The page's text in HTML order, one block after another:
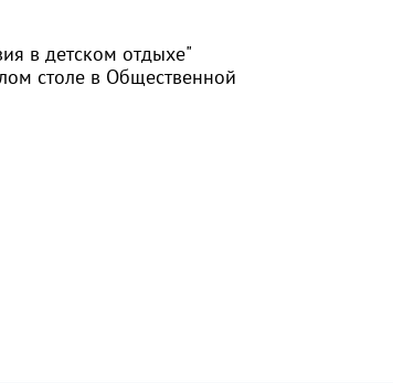
в детском отдыхе"
столе в Общественной